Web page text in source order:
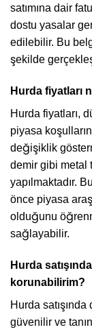
satımına dair
dostu yasalar
edilebilir. Bu
şekilde
Hurda fiyatları
Hurda fiyatları,
piyasa
değişiklik
demir gibi metal
yapılmaktadır.
önce piyasa
olduğunu
sağlayabilir.
Hurda
korunabilirim?
Hurda satışında
güvenilir ve